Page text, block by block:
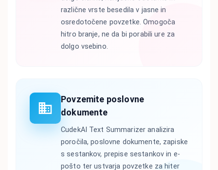
različne vrste besedila v jasne in
osredotočene povzetke. Omogoča
hitro branje, ne da bi porabili ure za
dolgo vsebino.
Povzemite poslovne
dokumente
CudekAI Text Summarizer analizira
poročila, poslovne dokumente, zapiske
s sestankov, prepise sestankov in e-
pošto ter ustvarja povzetke za hiter